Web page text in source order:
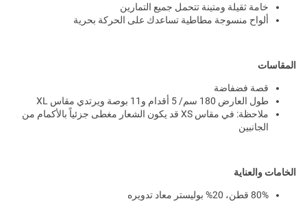
خامة ثقيلة ومتينة تتحمل جميع التمارين
ألواح منسوجة مطاطية تساعدك على الحركة بحرية
المقاسات
قصة فضفاضة
طول العارض 180 سم/ 5 أقدام و11 بوصة ويرتدي مقاس XL
ملاحظة: في مقاس XS قد يكون الشعار مغطى جزئياً بالأكمام من
الجانبين
الخامات والعناية
80% قطن، 20% بوليستر معاد تدويره